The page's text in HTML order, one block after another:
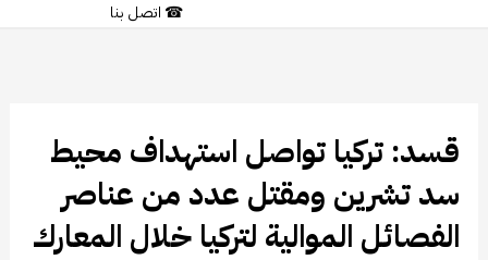
☎ اتصل بنا
قسد: تركيا تواصل استهداف محيط
سد تشرين ومقتل عدد من عناصر
الفصائل الموالية لتركيا خلال المعارك